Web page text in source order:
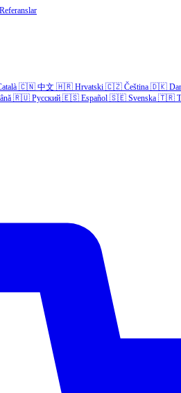
🇨🇳 中文 🇭🇷 Hrvatski 🇨🇿 Čeština 🇩🇰
🇷🇺 Русский 🇪🇸 Español 🇸🇪 Svenska 🇹🇷